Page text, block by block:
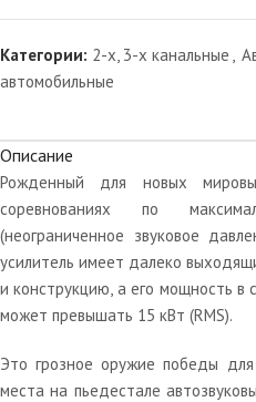
Категории: 2-х, 3-х канальные ,
автомобильные
Описание
Рожденный для новых
соревнованиях по
(неограниченное звуковое
усилитель имеет далеко
и конструкцию, а его мощность в
может превышать 15 кВт (RMS).
Это грозное оружие победы
места на пьедестале